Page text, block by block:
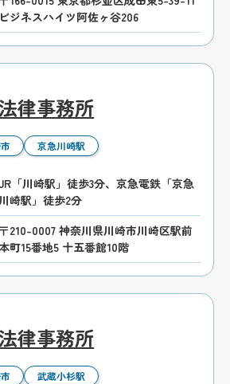
ビジネスハイツ阿佐ヶ谷206
律事務所
京急川崎駅
「川崎駅」徒歩3分、京急電鉄「京急
崎駅」徒歩2分
〒210-0007 神奈川県川崎市川崎区駅前
町15番地5 十五番館10階
律事務所
武蔵小杉駅